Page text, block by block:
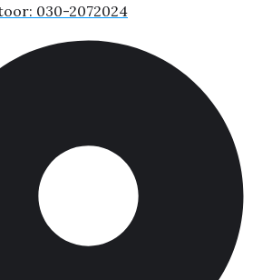
030-2072024